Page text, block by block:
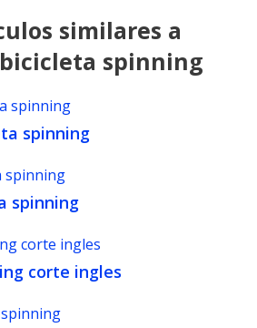
similares a
spinning
spinning
spinning
corte ingles